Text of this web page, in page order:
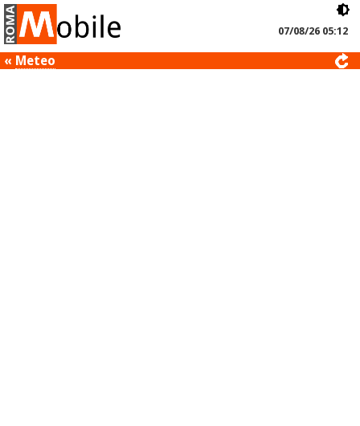
07/08/26 05:12
« Meteo